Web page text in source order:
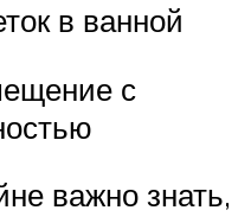
в ванной
с
важно знать,